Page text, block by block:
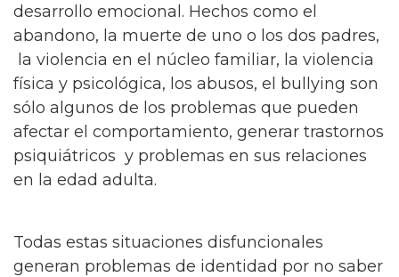
desarrollo emocional. Hechos como el
abandono, la muerte de uno o los dos padres,
la violencia en el núcleo familiar, la violencia
física y psicológica, los abusos, el bullying son
sólo algunos de los problemas que pueden
afectar el comportamiento, generar trastornos
psiquiátricos y problemas en sus relaciones
en la edad adulta.
Todas estas situaciones disfuncionales
generan problemas de identidad por no saber